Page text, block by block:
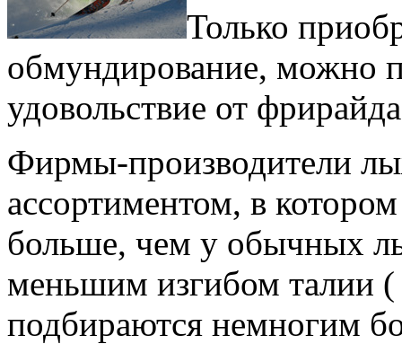
Только
обмундирование, можно
удовольствие от
Фирмы-производители
ассортиментом, в
больше, чем у обычных
меньшим изгибом талии
подбираются немногим